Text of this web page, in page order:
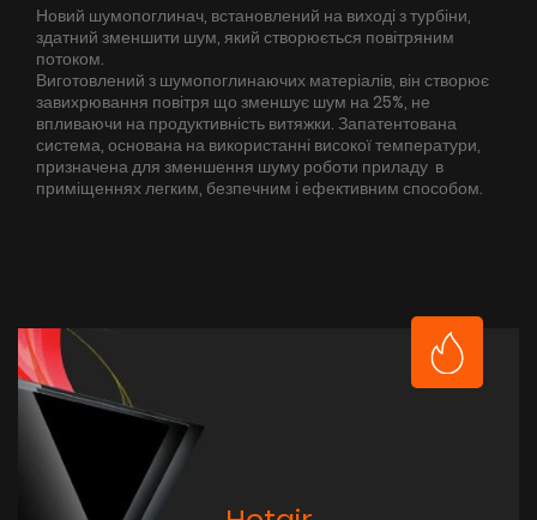
Новий шумопоглинач, встановлений на виході з турбіни,
здатний зменшити шум, який створюється повітряним
потоком.
Виготовлений з шумопоглинаючих матеріалів, він створює
завихрювання повітря що зменшує шум на 25%, не
впливаючи на продуктивність витяжки. Запатентована
система, основана на використанні високої температури,
призначена для зменшення шуму роботи приладу в
приміщеннях легким, безпечним і ефективним способом.